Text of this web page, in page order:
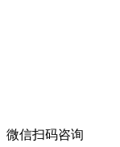
微信扫码咨询